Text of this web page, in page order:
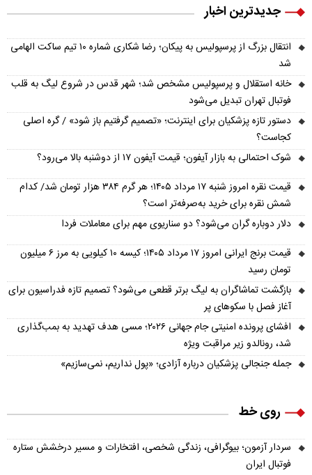
جدیدترین اخبار
انتقال بزرگ از پرسپولیس به پیکان؛ رضا شکاری شماره ۱۰ تیم ساکت الهامی
شد
خانه استقلال و پرسپولیس مشخص شد؛ شهر قدس در شروع لیگ به قلب
فوتبال تهران تبدیل می‌شود
دستور تازه پزشکیان برای اینترنت؛ «تصمیم گرفتیم باز شود» / گره اصلی
کجاست؟
شوک احتمالی به بازار آیفون؛ قیمت آیفون ۱۷ از دوشنبه بالا می‌رود؟
قیمت نقره امروز شنبه ۱۷ مرداد ۱۴۰۵؛ هر گرم ۳۸۴ هزار تومان شد/ کدام
شمش نقره برای خرید به‌صرفه‌تر است؟
دلار دوباره گران می‌شود؟ دو سناریوی مهم برای معاملات فردا
قیمت برنج ایرانی امروز ۱۷ مرداد ۱۴۰۵؛ کیسه ۱۰ کیلویی به مرز ۶ میلیون
تومان رسید
بازگشت تماشاگران به لیگ برتر قطعی می‌شود؟ تصمیم تازه فدراسیون برای
آغاز فصل با سکوهای پر
افشای پرونده امنیتی جام جهانی ۲۰۲۶؛ مسی هدف تهدید به بمب‌گذاری
شد، رونالدو زیر مراقبت ویژه
جمله جنجالی پزشکیان درباره آزادی؛ «پول نداریم، نمی‌سازیم»
روی خط
سردار آزمون؛ بیوگرافی، زندگی شخصی، افتخارات و مسیر درخشش ستاره
فوتبال ایران